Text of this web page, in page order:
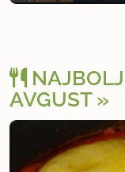
AVGUST